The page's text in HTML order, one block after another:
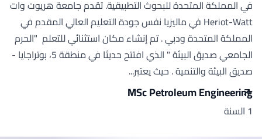
في المملكة المتحدة للبحوث التطبيقية. تقدم جامعة هريوت وات
Heriot-Watt في ماليزيا نفس جودة التعليم العالي المقدم في
المملكة المتحدة ودبي . تم إنشاء مكان استثنائي للتعلم "الحرم
الجامعي صديق البيئة " الذي افتتح حديثا في منطقة 5، بوتراجايا -
صديق البيئة والتنمية . حيث يعتبر...
MSc Petroleum Engineering
1 السنة